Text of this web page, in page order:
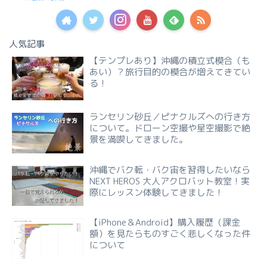
人気記事
【テンプレあり】沖縄の積立式模合（も
あい）？旅行目的の模合が増えてきてい
る！
ランセリン砂丘／ピナクルズへの行き方
について。ドローン空撮や星空撮影で絶
景を満喫してきました。
沖縄でバク転・バク宙を習得したいなら
NEXT HEROS 大人アクロバット教室！実
際にレッスン体験してきました！
【iPhone＆Android】購入履歴（課金
額）を見たらものすごく悲しくなった件
について